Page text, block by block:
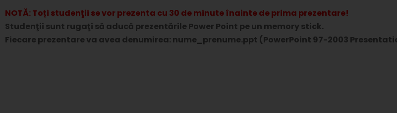
NOTĂ: Toți studenţii se vor prezenta cu 30 de minute înainte de prima prezentare!
Studenţii sunt rugaţi să aducă prezentările Power Point pe un memory stick.
Fiecare prezentare va avea denumirea: nume_prenume.ppt (PowerPoint 97-2003